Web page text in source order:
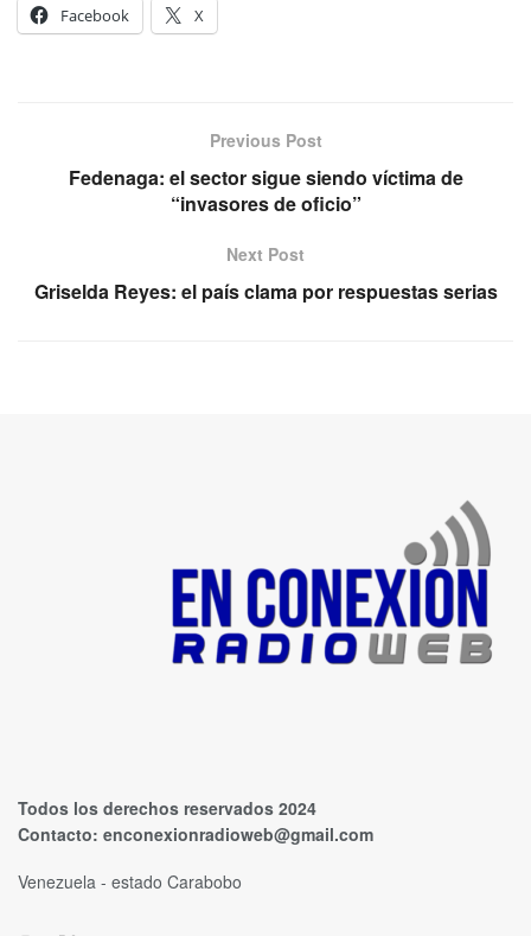
Facebook
X
Previous Post
Fedenaga: el sector sigue siendo víctima de
“invasores de oficio”
Next Post
Griselda Reyes: el país clama por respuestas serias
Todos los derechos reservados 2024
Contacto: enconexionradioweb@gmail.com
Venezuela - estado Carabobo